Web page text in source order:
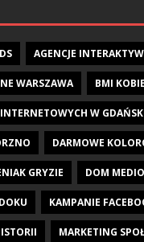
AGENCJE
WARSZAWA BMI
W
DARMOWE
GRYZIE DOM
KAMPANIE
MARKETING